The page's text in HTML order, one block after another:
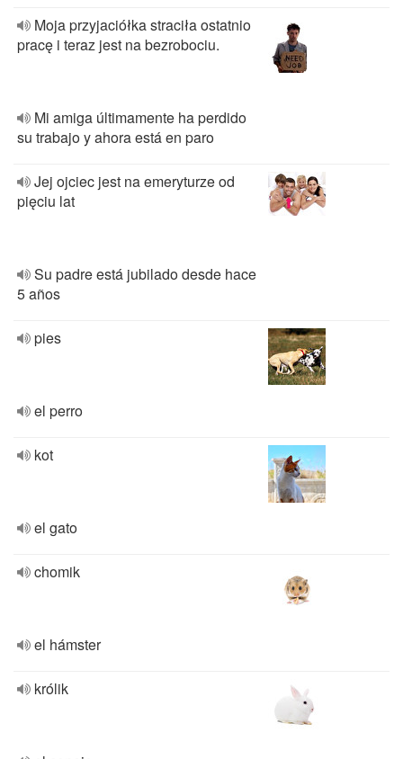
Moja przyjaciółka straciła ostatnio
pracę i teraz jest na bezrobociu.
Mi amiga últimamente ha perdido
su trabajo y ahora está en paro
Jej ojciec jest na emeryturze od
pięciu lat
Su padre está jubilado desde hace
5 años
pies
el perro
kot
el gato
chomik
el hámster
królik